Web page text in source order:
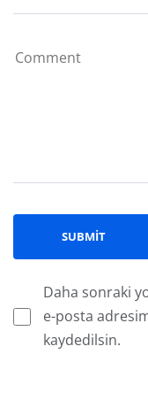
Daha sonraki
e-posta
kaydedilsin.